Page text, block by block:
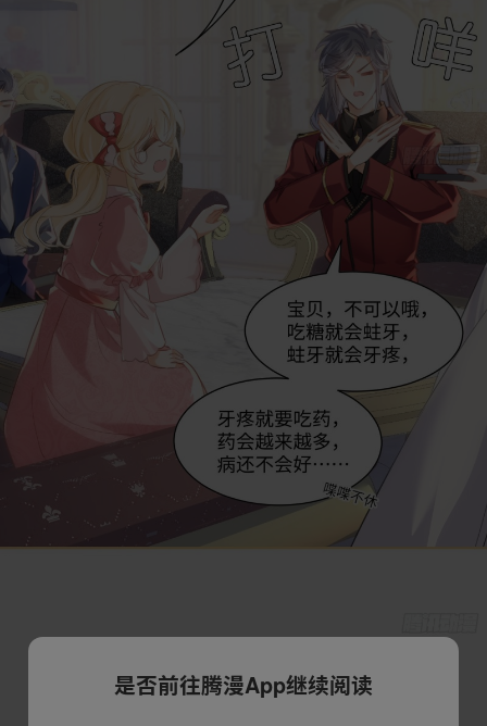
是否前往腾漫App继续阅读